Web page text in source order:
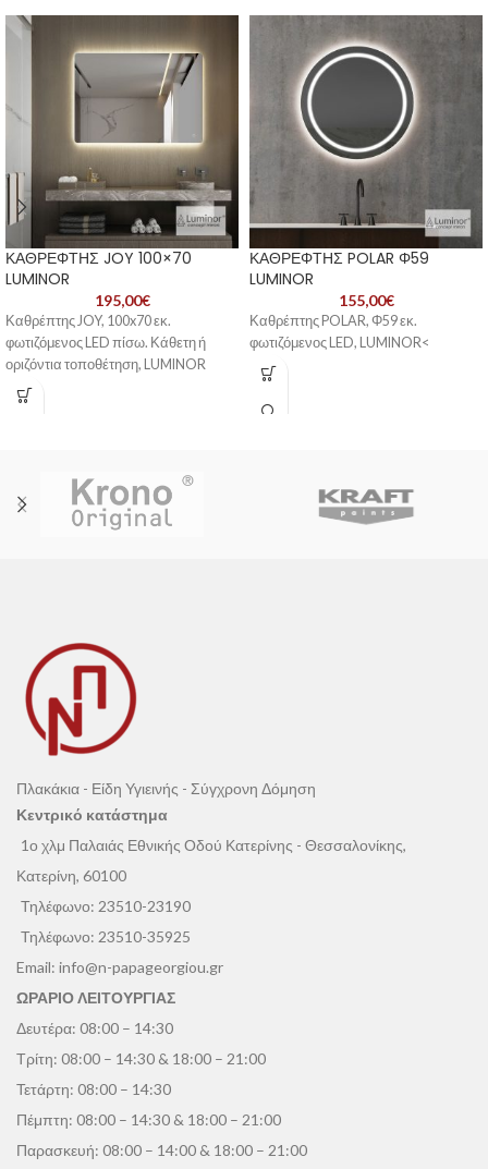
ΚΑΘΡΕΦΤΗΣ JOY 100×70
LUMINOR
195,00€
Καθρέπτης JOY, 100x70 εκ.
φωτιζόμενος LED πίσω. Κάθετη ή
οριζόντια τοποθέτηση, LUMINOR
ΚΑΘΡΕΦΤΗΣ POLAR Φ59
LUMINOR
155,00€
Καθρέπτης POLAR, Φ59 εκ.
φωτιζόμενος LED, LUMINOR<
Πλακάκια - Είδη Υγιεινής - Σύγχρονη Δόμηση
Κεντρικό κατάστημα
1ο χλμ Παλαιάς Εθνικής Οδού Κατερίνης - Θεσσαλονίκης,
Κατερίνη, 60100
Τηλέφωνο: 23510-23190
Τηλέφωνο: 23510-35925
Email: info@n-papageorgiou.gr
ΩΡΑΡΙΟ ΛΕΙΤΟΥΡΓΙΑΣ
Δευτέρα: 08:00 – 14:30
Τρίτη: 08:00 – 14:30 & 18:00 – 21:00
Τετάρτη: 08:00 – 14:30
Πέμπτη: 08:00 – 14:30 & 18:00 – 21:00
Παρασκευή: 08:00 – 14:00 & 18:00 – 21:00